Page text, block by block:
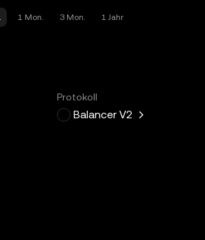
1 Mon. 3 Mon. 1 Jahr
Protokoll
Balancer V2